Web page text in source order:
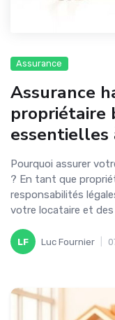
Assurance
Assurance
propriétaire
essentielles
Pourquoi assurer
? En tant que
responsabilités
votre locataire et des
LF Luc Fournier